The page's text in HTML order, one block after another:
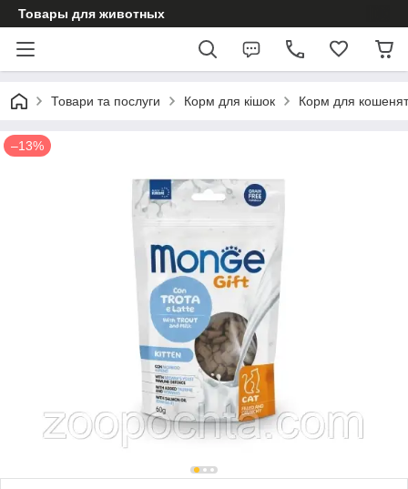
Товары для животных
Товари та послуги Корм для кішок Корм для кошенят
–13%